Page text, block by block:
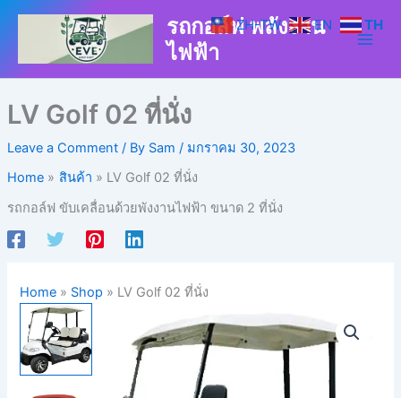
รถกอล์ฟ พลังงาน
ไฟฟ้า
LV Golf 02 ที่นั่ง
Leave a Comment / By Sam / มกราคม 30, 2023
Home
สินค้า
LV Golf 02 ที่นั่ง
รถกอล์ฟ ขับเคลื่อนด้วยพังงานไฟฟ้า ขนาด 2 ที่นั่ง
Home » Shop » LV Golf 02 ที่นั่ง
ZH-TW EN TH